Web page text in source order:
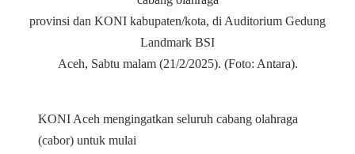
provinsi dan KONI kabupaten/kota, di Auditorium Gedung
Landmark BSI
Aceh, Sabtu malam (21/2/2025). (Foto: Antara).
KONI Aceh mengingatkan seluruh cabang olahraga
(cabor) untuk mulai